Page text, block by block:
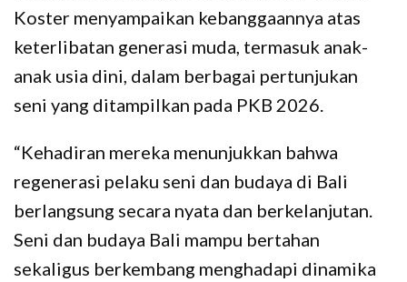
Koster menyampaikan kebanggaannya atas
keterlibatan generasi muda, termasuk anak-
anak usia dini, dalam berbagai pertunjukan
seni yang ditampilkan pada PKB 2026.
“Kehadiran mereka menunjukkan bahwa
regenerasi pelaku seni dan budaya di Bali
berlangsung secara nyata dan berkelanjutan.
Seni dan budaya Bali mampu bertahan
sekaligus berkembang menghadapi dinamika